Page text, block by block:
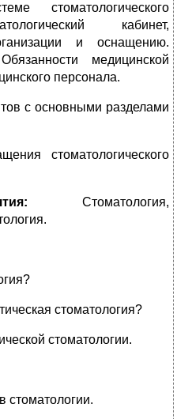
стоматологического
кабинет,
и оснащению.
медицинской
персонала.
с основными разделами
стоматологического
Стоматология,
стоматология?
стоматологии.
стоматологии.